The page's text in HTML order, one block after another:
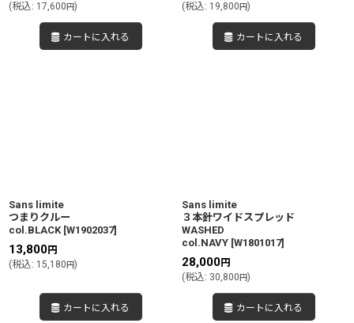
(税込: 17,600円)
カートに入れる
(税込: 19,800円)
カートに入れる
Sans limite
つまりクルー
col.BLACK [W1902037]
13,800円
(税込: 15,180円)
カートに入れる
Sans limite
３本針ワイドスプレッド
WASHED
col.NAVY [W1801017]
28,000円
(税込: 30,800円)
カートに入れる